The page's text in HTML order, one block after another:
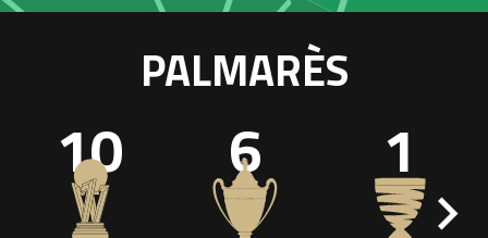
PALMARÈS
10 6 1